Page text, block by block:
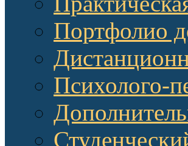
Портфолио
Психолого-